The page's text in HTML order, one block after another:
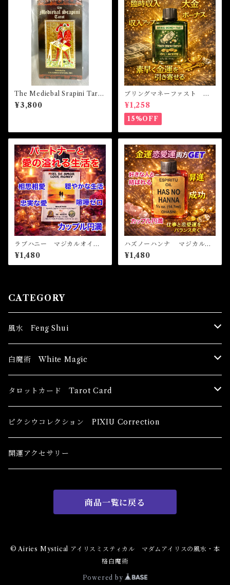
The Mediebal Srapini Tarot
ザ・メディーバルスラピニタ
ロット
¥3,800
ブリングマネーファスト マ
ジカルオイル・魔女オイル B
RING MONEY FAST Magi
cal Oil
¥1,258
15%OFF
ラブハニー マジカルオイ
ル・魔女オイル LOVE HO
NEY Magical Oil
¥1,480
ハズノーハンナ マジカルオ
イル・魔女オイル HAS NO
HANNA Magical Oil
¥1,480
CATEGORY
風水 Feng Shui
ブッダ Buddha
恋愛運
健康運 Health
金運 Money
キーチェーン
金運 Money
干支風水置き物
ブレスレット Bracelet
白魔術 White Magic
香油 Oils
恋愛 Love
金運 Money
スピリチュアル Spiritual
キャンドル Candles
恋愛 Love
線香 Stick Incense
パウダー Magical Powder
仕事
バス＆フロアウォッシュ Bath&Floor Wash
バスハーブ Bath Herb
タロットカード Tarot Card
初心者向け For The Beginners
中級者向け
ピクシウコレクション PIXIU Correction
開運アクセサリー
商品一覧に戻る
© Airies Mystical アイリスミスティカル マダムアイリスの風水・本
格白魔術
Powered by